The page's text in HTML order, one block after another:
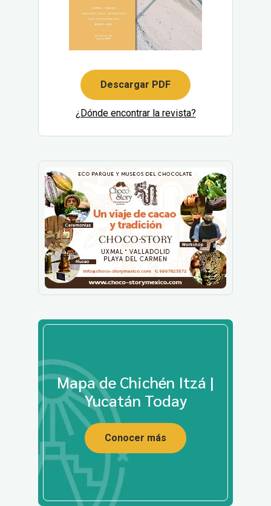
Descargar PDF
¿Dónde encontrar la revista?
Mapa de Chichén Itzá |
Yucatán Today
Conocer más